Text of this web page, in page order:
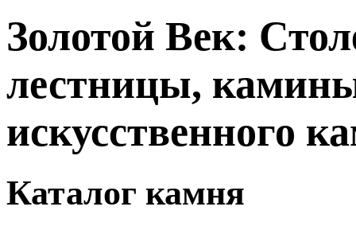
Золотой Век:
лестницы,
искусственного
Каталог камня